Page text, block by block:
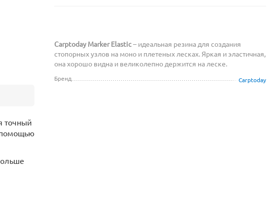
Carptoday Marker Elastic– идеальная резина для создания
стопорных узлов на моно и плетеных лесках. Яркая и эластичная,
она хорошо видна и великолепно держится на леске.
Бренд Carptoday
точный
помощью